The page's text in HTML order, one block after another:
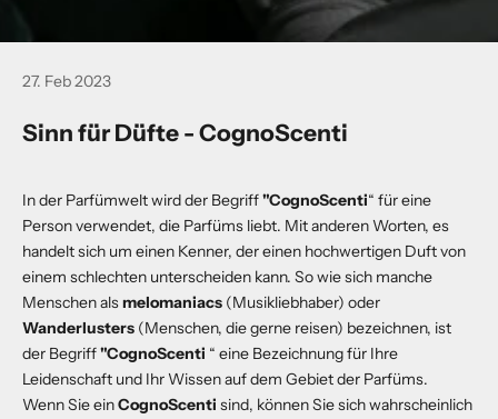
27. Feb 2023
Sinn für Düfte - CognoScenti
In der Parfümwelt wird der Begriff"CognoScenti“ für eine
Person verwendet, die Parfüms liebt. Mit anderen Worten, es
handelt sich um einen Kenner, der einen hochwertigen Duft von
einem schlechten unterscheiden kann. So wie sich manche
Menschen alsmelomaniacs (Musikliebhaber) oder
Wanderlusters (Menschen, die gerne reisen) bezeichnen, ist
der Begriff"CognoScenti “ eine Bezeichnung für Ihre
Leidenschaft und Ihr Wissen auf dem Gebiet der Parfüms.
Wenn Sie einCognoScenti sind, können Sie sich wahrscheinlich